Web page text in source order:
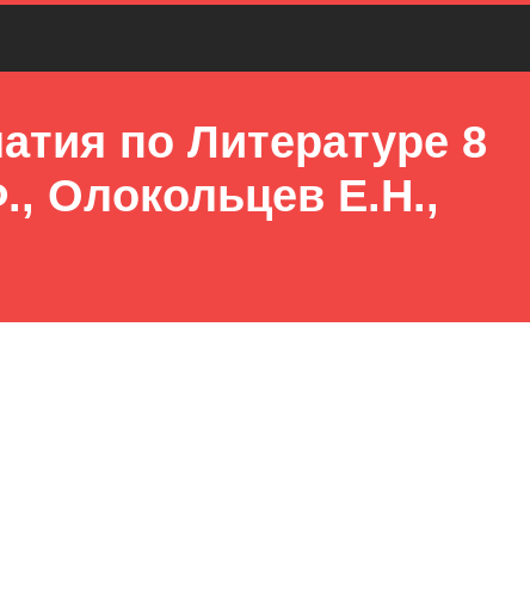
по Литературе 8
Олокольцев Е.Н.,